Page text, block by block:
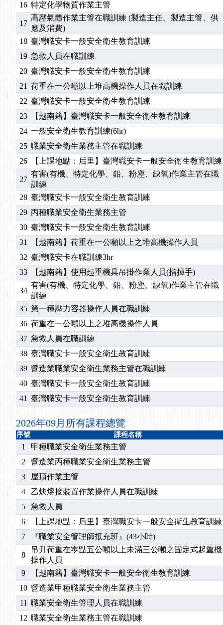
2026/07/08【中心公告】因應颱風來襲，若遇停班停課消息 補
2026/05/06【產業人才投資】06/03-06/08堆高機課程，政府出
2026/04/24【製程安全評估人員】開課囉
2025/11/11【中心公告】颱風假11/12停班停課
2025/11/10【中心公告】因應颱風來襲，若遇停班停課消息 補
2025/10/30【進修課程】2026年，課程意見蒐集~
2025/08/20【進修課程】SDS格式百百種？專業講師帶您判斷
2025/08/12【中心公告】因應颱風來襲，若遇停班停課消息 補
2025/07/06 【中心公告】颱風假114/07/07停班停課
2025/06/06【進修課程】～～前導課程看這邊推出囉～～
2025/05/29【進修課程】前導課程推出公告！
2025/04/28【進修課程】要怎麼進修自我？課程百百種選擇好
2025/01/21「高壓氣體製造安全主任」、「隧道等襯砌作業主
訓測驗
2025/01/15【線上課程】碳中和核心職能系列課程資訊
2026/07/15
【免費研習】115年製造業危害預防職場安衛法令
2026/07/08【中心公告】因應颱風來襲，若遇停班停課消息 補
2026/05/06【產業人才投資】06/03-06/08堆高機課程，政府出
2026/04/24【製程安全評估人員】開課囉
2025/11/11 【中心公告】颱風假11/12停班停課
2025/11/10 【中心公告】因應颱風來襲，若遇停班停課消息
2025/10/30【進修課程】2026年，課程意見蒐集~
2025/08/20 【進修課程】SDS格式百百種？專業講師帶您判斷
2025/08/12【中心公告】因應颱風來襲，若遇停班停課消息 補
2025/07/06
2025/06/06【進修課程】～～前導課程看這邊推出囉～～
2025/05/29【進修課程】前導課程推出公告！
2025/04/28【進修課程】要怎麼進修自我？課程百百種選擇好
2025/01/21「高壓氣體製造安全主任」、「隧道等襯砌作業主
訓測驗
2025/01/15【線上課程】碳中和核心職能系列課程資訊
2026/07/15【免費研習】115年製造業危害預防職場安衛法令
2026/07/08 【中心公告】因應颱風來襲，若遇停班停課消息
2026/05/06【產業人才投資】06/03-06/08堆高機課程，政府出
2026/04/24【製程安全評估人員】開課囉
2025/11/11【中心公告】颱風假11/12停班停課
2025/11/10【中心公告】因應颱風來襲，若遇停班停課消息 補
2025/10/30 【進修課程】2026年，課程意見蒐集~
2025/08/20【進修課程】SDS格式百百種？專業講師帶您判斷
2025/08/12 【中心公告】因應颱風來襲，若遇停班停課消息
2025/07/06【中心公告】颱風假114/07/07停班停課
2025/06/06【進修課程】～～前導課程看這邊推出囉～～
2025/05/29
2025/04/28【進修課程】要怎麼進修自我？課程百百種選擇好
2025/01/21「高壓氣體製造安全主任」、「隧道等襯砌作業主
訓測驗
2025/01/15【線上課程】碳中和核心職能系列課程資訊
2026/07/15 【免費研習】115年製造業危害預防職場安衛法令
2026/07/08【中心公告】因應颱風來襲，若遇停班停課消息 補
2026/05/06【產業人才投資】06/03-06/08堆高機課程，政府出
2026/04/24【製程安全評估人員】開課囉
2025/11/11【中心公告】颱風假11/12停班停課
2025/11/10【中心公告】因應颱風來襲，若遇停班停課消息 補
16 特定化學物質作業主管
17
高壓氣體作業主管在職訓練 (製造主任、製造主管、供
應及消費)
18 臺灣職安卡一般安全衛生教育訓練
19 急救人員在職訓練
20 臺灣職安卡一般安全衛生教育訓練
21 荷重在一公噸以上堆高機操作人員在職訓練
22 臺灣職安卡一般安全衛生教育訓練
23
【越南籍】臺灣職安卡一般安全衛生教育訓練
24 一般安全衛生教育訓練(6hr)
25 職業安全衛生業務主管在職訓練
26
【上課地點：后里】臺灣職安卡一般安全衛生教育訓練
27
有害(有機、特定化學、鉛、粉塵、缺氧)作業主管在職
訓練
28 臺灣職安卡一般安全衛生教育訓練
29 丙種職業安全衛生業務主管
30 臺灣職安卡一般安全衛生教育訓練
31
【越南籍】荷重在一公噸以上之堆高機操作人員
32 臺灣職安卡在職訓練3hr
33
【越南籍】使用起重機具吊掛作業人員(指揮手)
34
有害(有機、特定化學、鉛、粉塵、缺氧)作業主管在職
訓練
35 第一種壓力容器操作人員在職訓練
36 荷重在一公噸以上之堆高機操作人員
37 急救人員在職訓練
38 臺灣職安卡一般安全衛生教育訓練
39 營造業職業安全衛生業務主管在職訓練
40 臺灣職安卡一般安全衛生教育訓練
41 臺灣職安卡一般安全衛生教育訓練
2026年09月所有課程總覽
序號 課程名稱
1
甲種職業安全衛生業務主管
2
營造業丙種職業安全衛生業務主管
3
屋頂作業主管
4
乙炔熔接裝置作業操作人員在職訓練
5
急救人員
6
【上課地點：后里】臺灣職安卡一般安全衛生教育訓練
7
『職業安全管理師抵充班』(43小時)
8
吊升荷重在零點五公噸以上未滿三公噸之固定式起重機
操作人員
9
【越南籍】臺灣職安卡一般安全衛生教育訓練
10 營造業甲種職業安全衛生業務主管
11 職業安全衛生管理人員在職訓練
12 職業安全衛生業務主管在職訓練